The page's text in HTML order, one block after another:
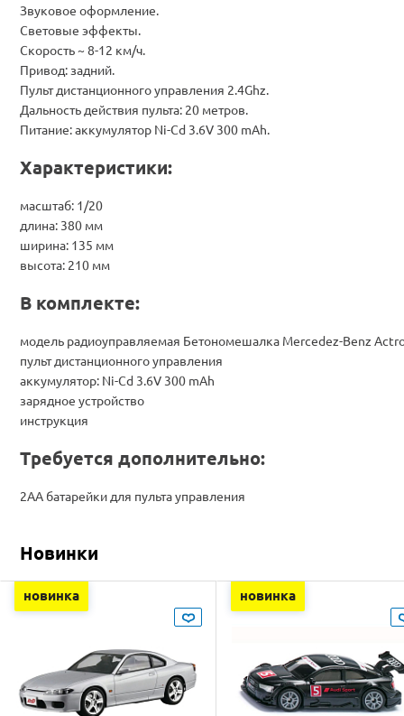
Звуковое оформление.
Световые эффекты.
Скорость ~ 8-12 км/ч.
Привод: задний.
Пульт дистанционного управления 2.4Ghz.
Дальность действия пульта: 20 метров.
Питание: аккумулятор Ni-Cd 3.6V 300 mAh.
Характеристики:
масштаб: 1/20
длина: 380 мм
ширина: 135 мм
высота: 210 мм
В комплекте:
модель радиоуправляемая Бетономешалка Mercedez-Benz
пульт дистанционного управления
аккумулятор: Ni-Cd 3.6V 300 mAh
зарядное устройство
инструкция
Требуется дополнительно:
2АА батарейки для пульта управления
Новинки
новинка новинка